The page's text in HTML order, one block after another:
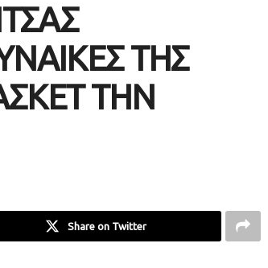
ΤΗΣ
ΤΗΝ
Share on Twitter